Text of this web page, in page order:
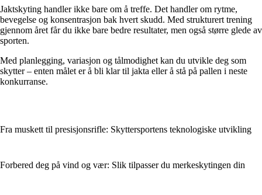
Jaktskyting handler ikke bare om å treffe. Det handler om rytme,
bevegelse og konsentrasjon bak hvert skudd. Med strukturert trening
gjennom året får du ikke bare bedre resultater, men også større glede av
sporten.
Med planlegging, variasjon og tålmodighet kan du utvikle deg som
skytter – enten målet er å bli klar til jakta eller å stå på pallen i neste
konkurranse.
Fra muskett til presisjonsrifle: Skyttersportens teknologiske utvikling
Forbered deg på vind og vær: Slik tilpasser du merkeskytingen din